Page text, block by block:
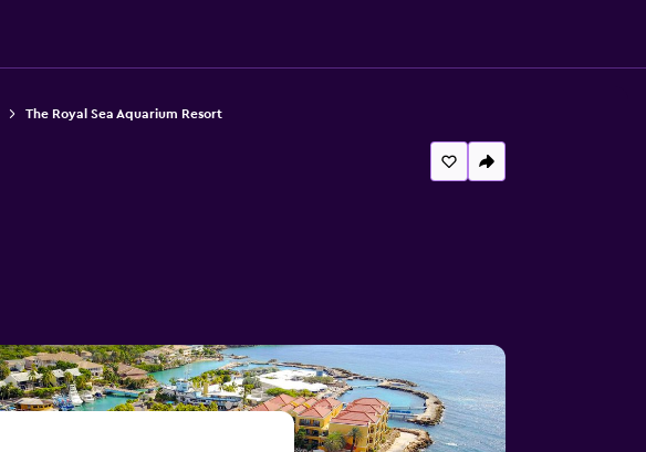
The Royal Sea Aquarium Resort